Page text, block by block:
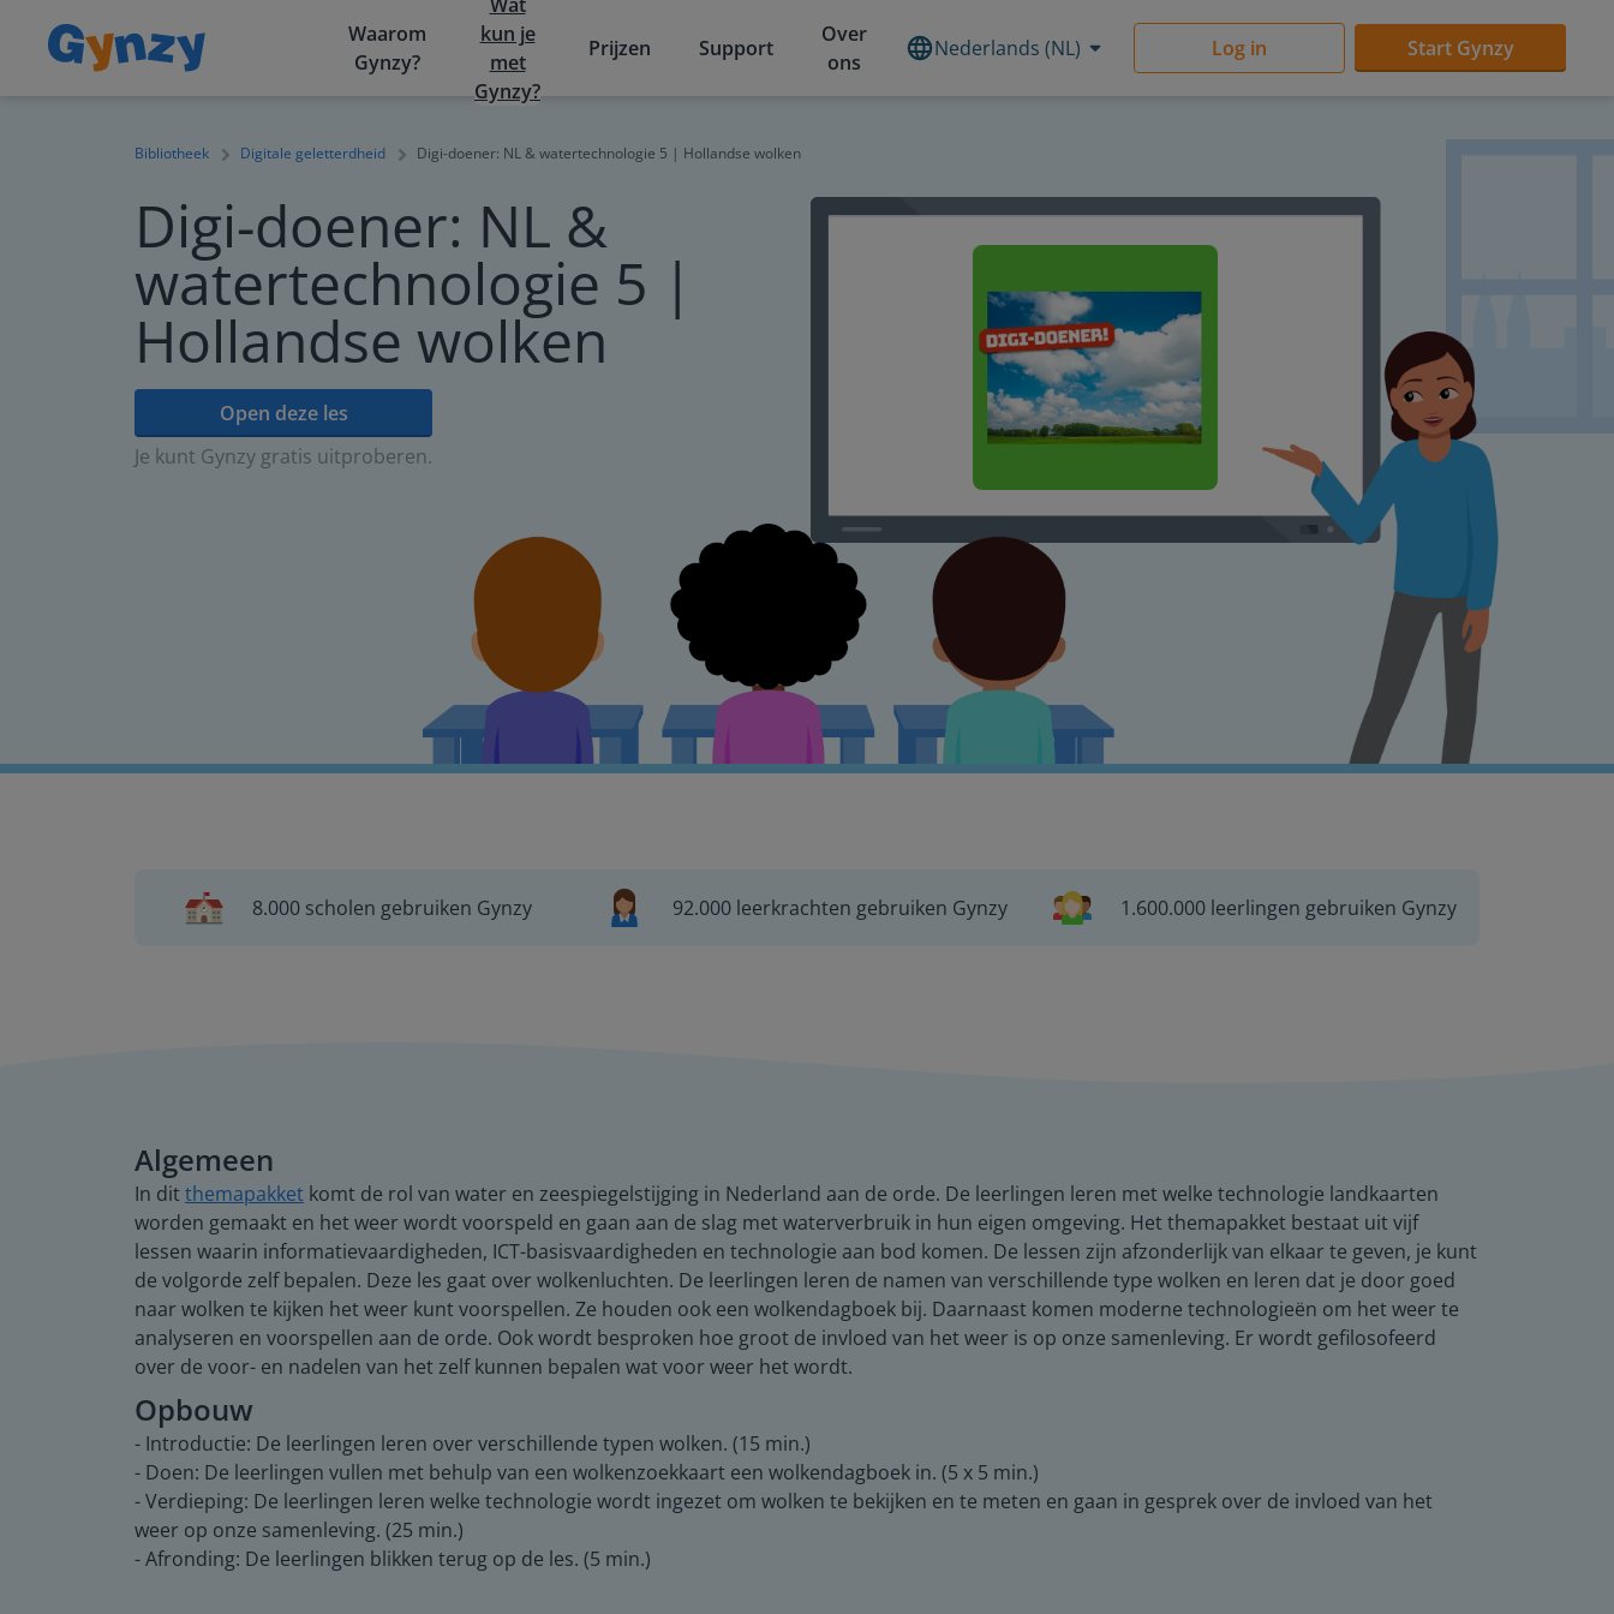
Waarom
Gynzy?
kun je
met
Gynzy?
Prijzen Support
Over
ons
Nederlands (NL) Log in Start Gynzy
Bibliotheek Digitale geletterdheid Digi-doener: NL & watertechnologie 5 | Hollandse wolken
Digi-doener: NL &
watertechnologie 5 |
Hollandse wolken
Open deze les
Je kunt Gynzy gratis uitproberen.
8.000 scholen gebruiken Gynzy 92.000 leerkrachten gebruiken Gynzy 1.600.000 leerlingen gebruiken Gynzy
Algemeen
In ditthemapakket komt de rol van water en zeespiegelstijging in Nederland aan de orde. De leerlingen leren met welke technologie landkaarten
worden gemaakt en het weer wordt voorspeld en gaan aan de slag met waterverbruik in hun eigen omgeving. Het themapakket bestaat uit vijf
lessen waarin informatievaardigheden, ICT-basisvaardigheden en technologie aan bod komen. De lessen zijn afzonderlijk van elkaar te geven, je kunt
de volgorde zelf bepalen. Deze les gaat over wolkenluchten. De leerlingen leren de namen van verschillende type wolken en leren dat je door goed
naar wolken te kijken het weer kunt voorspellen. Ze houden ook een wolkendagboek bij. Daarnaast komen moderne technologieën om het weer te
analyseren en voorspellen aan de orde. Ook wordt besproken hoe groot de invloed van het weer is op onze samenleving. Er wordt gefilosofeerd
over de voor- en nadelen van het zelf kunnen bepalen wat voor weer het wordt.
Opbouw
- Introductie: De leerlingen leren over verschillende typen wolken. (15 min.)
- Doen: De leerlingen vullen met behulp van een wolkenzoekkaart een wolkendagboek in. (5 x 5 min.)
- Verdieping: De leerlingen leren welke technologie wordt ingezet om wolken te bekijken en te meten en gaan in gesprek over de invloed van het
weer op onze samenleving. (25 min.)
- Afronding: De leerlingen blikken terug op de les. (5 min.)